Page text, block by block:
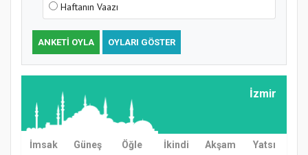
Kapanış Programı
Haftanın Vaazı
ANKETI OYLA OYLARI GÖSTER
İzmir
İmsak Güneş Öğle İkindi Akşam
Yatsı